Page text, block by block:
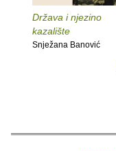
Država i njezino
kazalište
Snježana Banović